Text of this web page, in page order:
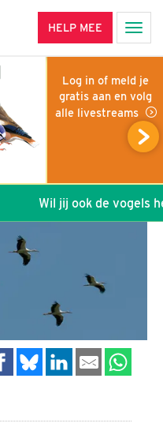
HELP MEE
Log in of meld je
gratis aan en volg
alle livestreams
Wil jij ook de vogels